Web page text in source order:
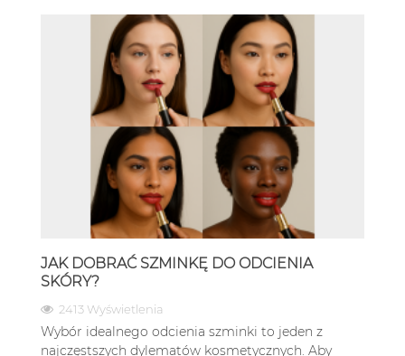
JAK DOBRAĆ SZMINKĘ DO ODCIENIA
SKÓRY?
2413 Wyświetlenia
Wybór idealnego odcienia szminki to jeden z
najczęstszych dylematów kosmetycznych. Aby